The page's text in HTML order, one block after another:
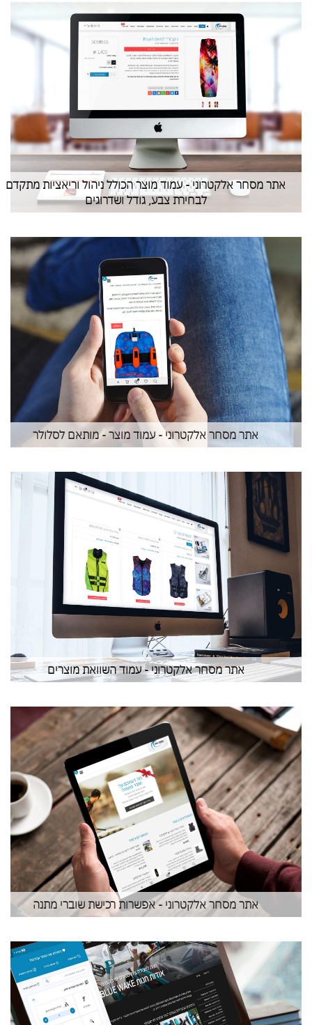
אתר מסחר אלקטרוני - עמוד מוצר הכולל ניהול וריאציות מתקדם
לבחירת צבע, גודל ושדרוגים
אתר מסחר אלקטרוני - עמוד מוצר - מותאם לסלולר
אתר מסחר אלקטרוני - עמוד השוואת מוצרים
אתר מסחר אלקטרוני - אפשרות רכישת שוברי מתנה